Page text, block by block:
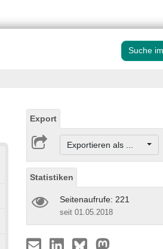
Suche
Export
Exportieren als ...
Statistiken
Seitenaufrufe: 221
seit 01.05.2018